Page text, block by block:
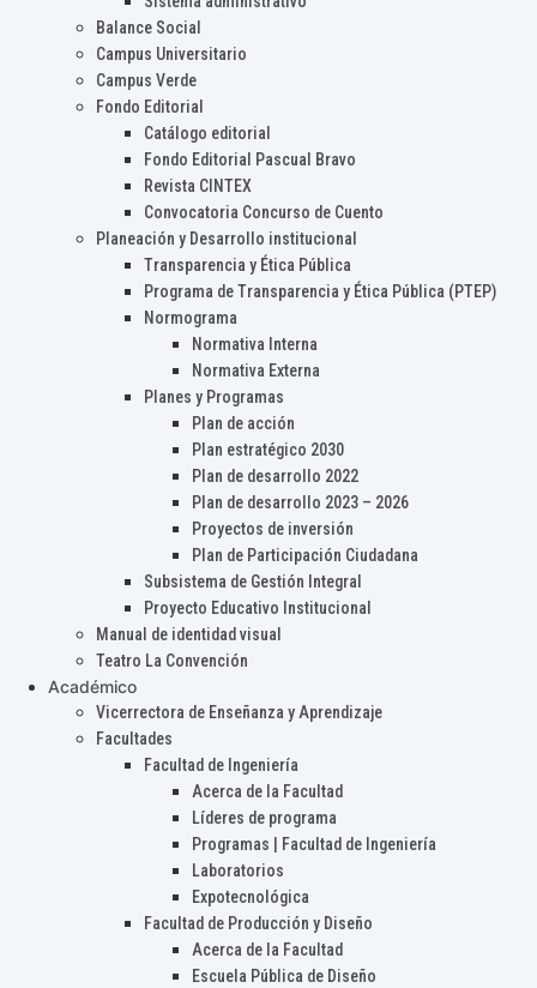
Balance Social
Campus Universitario
Campus Verde
Fondo Editorial
Catálogo editorial
Fondo Editorial Pascual Bravo
Revista CINTEX
Convocatoria Concurso de Cuento
Planeación y Desarrollo institucional
Transparencia y Ética Pública
Programa de Transparencia y Ética Pública (PTEP)
Normograma
Normativa Interna
Normativa Externa
Planes y Programas
Plan de acción
Plan estratégico 2030
Plan de desarrollo 2022
Plan de desarrollo 2023 – 2026
Proyectos de inversión
Plan de Participación Ciudadana
Subsistema de Gestión Integral
Proyecto Educativo Institucional
Manual de identidad visual
Teatro La Convención
Académico
Vicerrectora de Enseñanza y Aprendizaje
Facultades
Facultad de Ingeniería
Acerca de la Facultad
Líderes de programa
Programas | Facultad de Ingeniería
Laboratorios
Expotecnológica
Facultad de Producción y Diseño
Acerca de la Facultad
Escuela Pública de Diseño